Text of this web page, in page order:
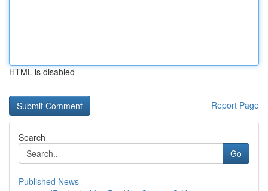
HTML is disabled
Report Page
Search
Go
Published News